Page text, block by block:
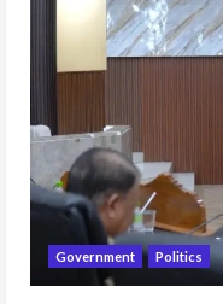
Government Politics